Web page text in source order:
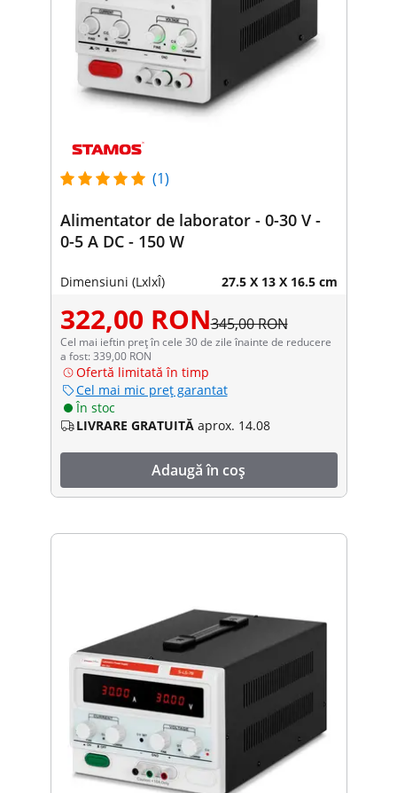
(1)
Alimentator de laborator - 0-30 V -
0-5 A DC - 150 W
Dimensiuni (LxlxÎ) 27.5 X 13 X 16.5 cm
322,00 RON345,00 RON
Cel mai ieftin preț în cele 30 de zile înainte de reducere
a fost: 339,00 RON
Ofertă limitată în timp
Cel mai mic preț garantat
În stoc
LIVRARE GRATUITĂ aprox. 14.08
Adaugă în coș